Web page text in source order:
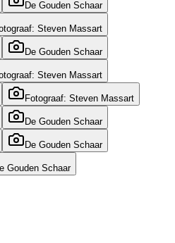
De Gouden Schaar
Steven Massart
De Gouden Schaar
Steven Massart
Fotograaf: Steven Massart
De Gouden Schaar
De Gouden Schaar
Gouden Schaar